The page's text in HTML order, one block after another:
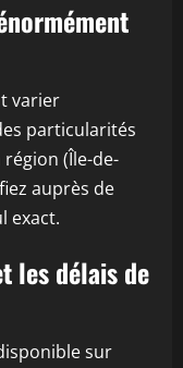
varier
particularités
(Île-de-
auprès de
exact.
les délais de
sur